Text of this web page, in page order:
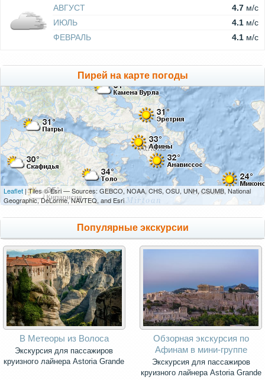
АВГУСТ
4.7 м/c
ИЮЛЬ
4.1 м/c
ФЕВРАЛЬ
4.1 м/c
Пирей на карте погоды
Leaflet | Tiles © Esri — Sources: GEBCO, NOAA, CHS, OSU, UNH, CSUMB, National
Geographic, DeLorme, NAVTEQ, and Esri
Популярные экскурсии
В Метеоры из Волоса
Экскурсия для пассажиров
круизного лайнера Astoria Grande
Обзорная экскурсия по
Афинам в мини-группе
Экскурсия для пассажиров
круизного лайнера Astoria Grande